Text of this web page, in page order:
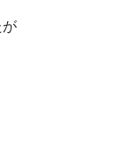
が